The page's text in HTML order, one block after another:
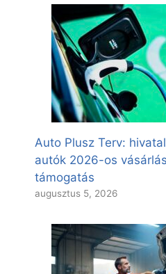
Auto Plusz Terv:
autók 2026-os
támogatás
augusztus 5, 2026